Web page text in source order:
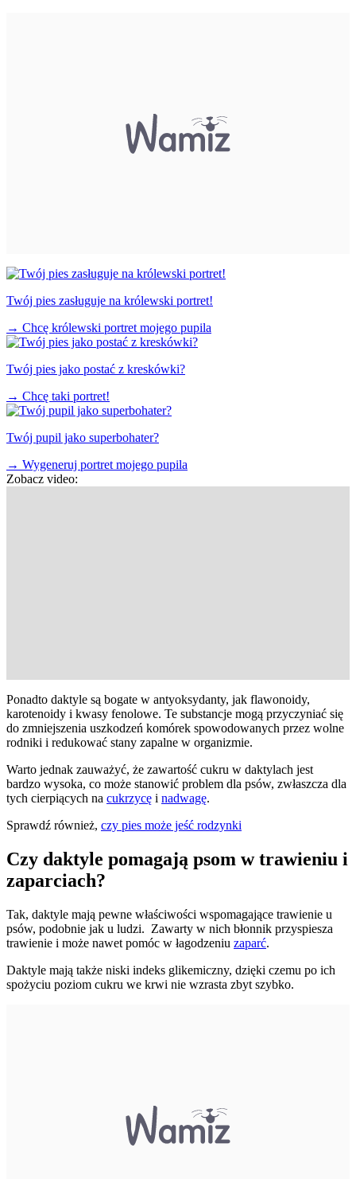
Twój pies zasługuje na królewski portret!
→ Chcę królewski portret mojego pupila
Twój pies jako postać z kreskówki?
→ Chcę taki portret!
Twój pupil jako superbohater?
→ Wygeneruj portret mojego pupila
Zobacz video:
Ponadto daktyle są bogate w antyoksydanty, jak flawonoidy,
karotenoidy i kwasy fenolowe. Te substancje mogą przyczyniać się
do zmniejszenia uszkodzeń komórek spowodowanych przez wolne
rodniki i redukować stany zapalne w organizmie.
Warto jednak zauważyć, że zawartość cukru w daktylach jest
bardzo wysoka, co może stanowić problem dla psów, zwłaszcza dla
tych cierpiących na cukrzycę i nadwagę.
Sprawdź również, czy pies może jeść rodzynki
Czy daktyle pomagają psom w trawieniu i
zaparciach?
Tak, daktyle mają pewne właściwości wspomagające trawienie u
psów, podobnie jak u ludzi. Zawarty w nich błonnik przyspiesza
trawienie i może nawet pomóc w łagodzeniu zaparć.
Daktyle mają także niski indeks glikemiczny, dzięki czemu po ich
spożyciu poziom cukru we krwi nie wzrasta zbyt szybko.